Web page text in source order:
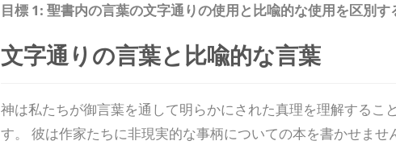
目標 1: 聖書内の言葉の文字通りの使用と比喩的な使用を区別す
文字通りの言葉と比喩的な言葉
神は私たちが御言葉を通して明らかにされた真理を理解するこ
す。 彼は作家たちに非現実的な事柄についての本を書かせませ